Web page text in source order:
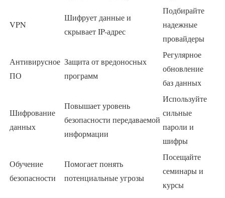
VPN
Шифрует данные и
скрывает IP-адрес
Подбирайте
надежные
провайдеры
Антивирусное
ПО
Защита от вредоносных
программ
Регулярное
обновление
баз данных
Шифрование
данных
Повышает уровень
безопасности передаваемой
информации
Используйте
сильные
пароли и
шифры
Обучение
безопасности
Помогает понять
потенциальные угрозы
Посещайте
семинары и
курсы